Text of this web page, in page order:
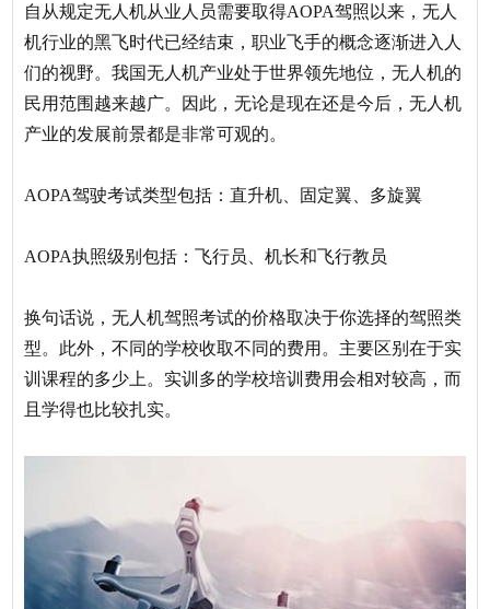
自从规定无人机从业人员需要取得AOPA驾照以来，无人
机行业的黑飞时代已经结束，职业飞手的概念逐渐进入人
们的视野。我国无人机产业处于世界领先地位，无人机的
民用范围越来越广。因此，无论是现在还是今后，无人机
产业的发展前景都是非常可观的。
AOPA驾驶考试类型包括：直升机、固定翼、多旋翼
AOPA执照级别包括：飞行员、机长和飞行教员
换句话说，无人机驾照考试的价格取决于你选择的驾照类
型。此外，不同的学校收取不同的费用。主要区别在于实
训课程的多少上。实训多的学校培训费用会相对较高，而
且学得也比较扎实。